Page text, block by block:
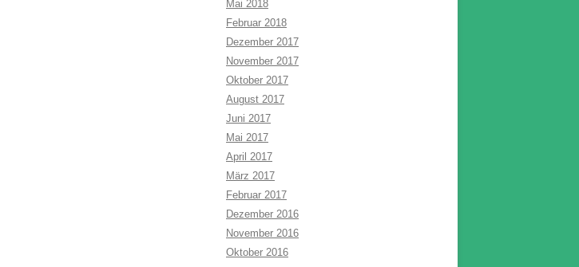
Mai 2018
Februar 2018
Dezember 2017
November 2017
Oktober 2017
August 2017
Juni 2017
Mai 2017
April 2017
März 2017
Februar 2017
Dezember 2016
November 2016
Oktober 2016